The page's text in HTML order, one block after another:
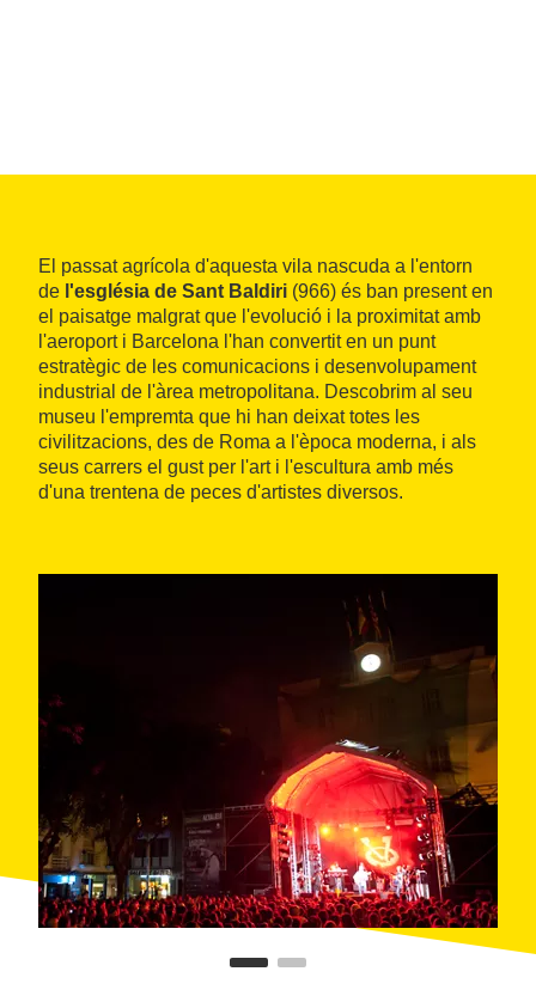
El passat agrícola d'aquesta vila nascuda a l'entorn
de l'església de Sant Baldiri (966) és ban present en
el paisatge malgrat que l'evolució i la proximitat amb
l'aeroport i Barcelona l'han convertit en un punt
estratègic de les comunicacions i desenvolupament
industrial de l'àrea metropolitana. Descobrim al seu
museu l'empremta que hi han deixat totes les
civilitzacions, des de Roma a l'època moderna, i als
seus carrers el gust per l'art i l'escultura amb més
d'una trentena de peces d'artistes diversos.